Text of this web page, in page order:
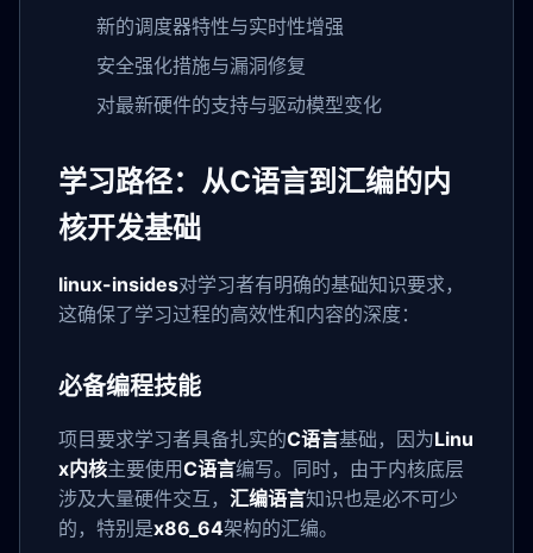
新的调度器特性与实时性增强
安全强化措施与漏洞修复
对最新硬件的支持与驱动模型变化
学习路径：从C语言到汇编的内
核开发基础
linux-insides对学习者有明确的基础知识要求，
这确保了学习过程的高效性和内容的深度：
必备编程技能
项目要求学习者具备扎实的C语言基础，因为Linu
x内核主要使用C语言编写。同时，由于内核底层
涉及大量硬件交互， 汇编语言知识也是必不可少
的，特别是x86_64架构的汇编。